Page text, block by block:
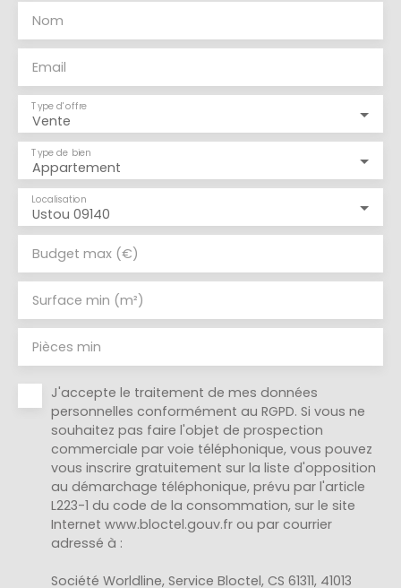
Nom
Email
Vente
Type d'offre
Appartement
Type de bien
Ustou 09140
Localisation
Budget max (€)
Surface min (m²)
Pièces min
J'accepte le traitement de mes données
personnelles conformément au RGPD. Si vous ne
souhaitez pas faire l'objet de prospection
commerciale par voie téléphonique, vous pouvez
vous inscrire gratuitement sur la liste d'opposition
au démarchage téléphonique, prévu par l'article
L223-1 du code de la consommation, sur le site
Internet www.bloctel.gouv.fr ou par courrier
adressé à :
Société Worldline, Service Bloctel, CS 61311, 41013